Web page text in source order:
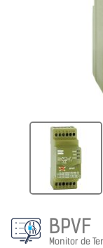
BPVF
Monitor de